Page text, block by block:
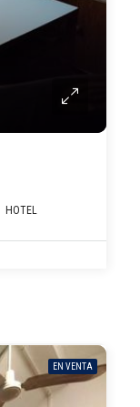
HOTEL
EN VENTA